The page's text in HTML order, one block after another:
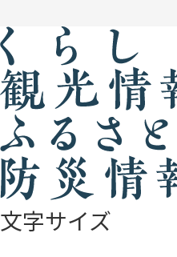
文字サイズ